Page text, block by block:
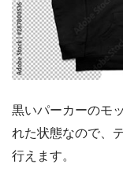
黒いパーカーのモ
れた状態なので、
行えます。